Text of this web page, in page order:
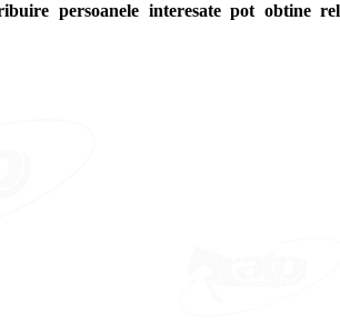
persoanele interesate pot obtine